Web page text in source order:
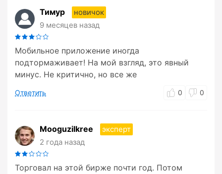
Тимур
новичок
9 месяцев назад
Мобильное приложение иногда
подтормаживает! На мой взгляд, это явный
минус. Не критично, но все же
Ответить 0 0
Mooguzilkree
эксперт
2 года назад
Торговал на этой бирже почти год. Потом